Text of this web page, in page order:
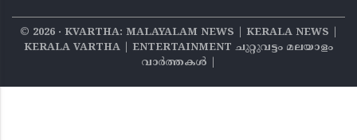
© 2026‧ KVARTHA: MALAYALAM NEWS | KERALA NEWS |
KERALA VARTHA | ENTERTAINMENT ചുറ്റുവട്ടം മലയാളം
വാര്‍ത്തകൾ |